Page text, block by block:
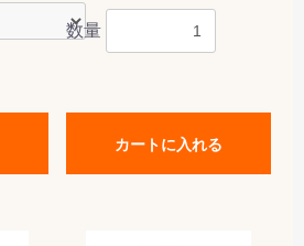
数量
カートに入れる